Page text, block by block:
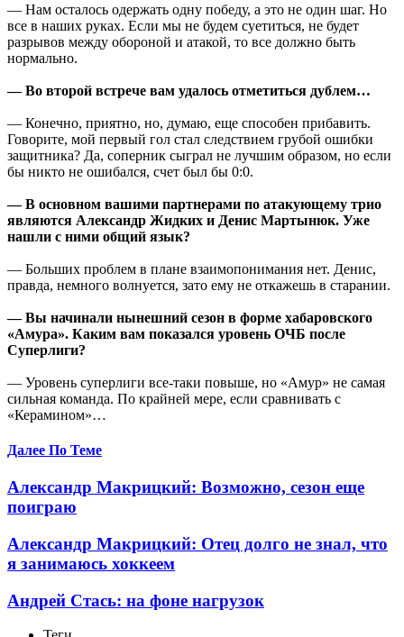
— Нам осталось одержать одну победу, а это не один шаг. Но
все в наших руках. Если мы не будем суетиться, не будет
разрывов между обороной и атакой, то все должно быть
нормально.
— Во второй встрече вам удалось отметиться дублем…
— Конечно, приятно, но, думаю, еще способен прибавить.
Говорите, мой первый гол стал следствием грубой ошибки
защитника? Да, соперник сыграл не лучшим образом, но если
бы никто не ошибался, счет был бы 0:0.
— В основном вашими партнерами по атакующему трио
являются Александр Жидких и Денис Мартынюк. Уже
нашли с ними общий язык?
— Больших проблем в плане взаимопонимания нет. Денис,
правда, немного волнуется, зато ему не откажешь в старании.
— Вы начинали нынешний сезон в форме хабаровского
«Амура». Каким вам показался уровень ОЧБ после
Суперлиги?
— Уровень суперлиги все-таки повыше, но «Амур» не самая
сильная команда. По крайней мере, если сравнивать с
«Керамином»…
Далее По Теме
Александр Макрицкий: Возможно, сезон еще
поиграю
Александр Макрицкий: Отец долго не знал, что
я занимаюсь хоккеем
Андрей Стась: на фоне нагрузок